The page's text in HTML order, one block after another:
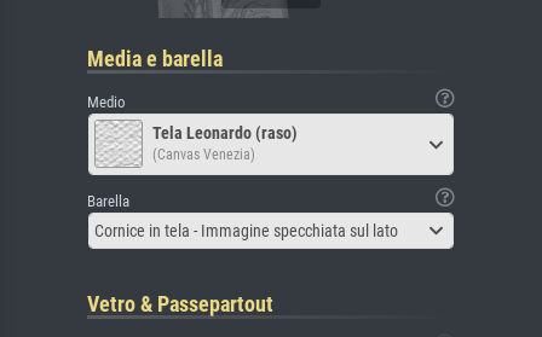
Media e barella
Medio
Tela Leonardo (raso)
(Canvas Venezia)
Barella
Cornice in tela - Immagine specchiata sul lato
Vetro & Passepartout